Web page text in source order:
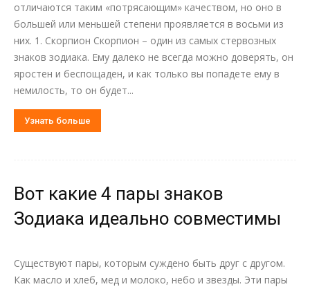
отличаются таким «потрясающим» качеством, но оно в
большей или меньшей степени проявляется в восьми из
них. 1. Скорпион Скорпион – один из самых стервозных
знаков зодиака. Ему далеко не всегда можно доверять, он
яростен и беспощаден, и как только вы попадете ему в
немилость, то он будет...
Узнать больше
Вот какие 4 пары знаков
Зодиака идеально совместимы
Существуют пары, которым суждено быть друг с другом.
Как масло и хлеб, мед и молоко, небо и звезды. Эти пары